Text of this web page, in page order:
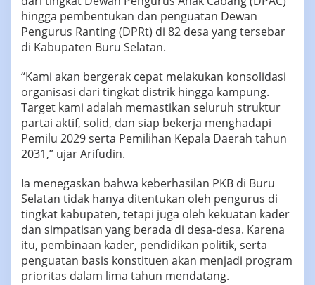
hingga pembentukan dan penguatan Dewan
Pengurus Ranting (DPRt) di 82 desa yang tersebar
di Kabupaten Buru Selatan.
“Kami akan bergerak cepat melakukan konsolidasi
organisasi dari tingkat distrik hingga kampung.
Target kami adalah memastikan seluruh struktur
partai aktif, solid, dan siap bekerja menghadapi
Pemilu 2029 serta Pemilihan Kepala Daerah tahun
2031,” ujar Arifudin.
Ia menegaskan bahwa keberhasilan PKB di Buru
Selatan tidak hanya ditentukan oleh pengurus di
tingkat kabupaten, tetapi juga oleh kekuatan kader
dan simpatisan yang berada di desa-desa. Karena
itu, pembinaan kader, pendidikan politik, serta
penguatan basis konstituen akan menjadi program
prioritas dalam lima tahun mendatang.